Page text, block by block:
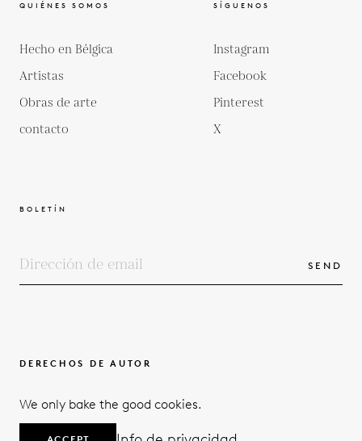
QUIÉNES SOMOS
Hecho en Bélgica
Artistas
Obras de arte
contacto
SÍGUENOS
Instagram
Facebook
Pinterest
X
BOLETÍN
SEND
DERECHOS DE AUTOR
We only bake the good cookies.